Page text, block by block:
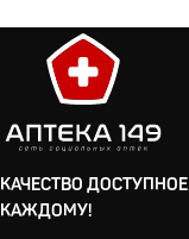
КАЧЕСТВО ДОСТУПНОЕ
КАЖДОМУ!